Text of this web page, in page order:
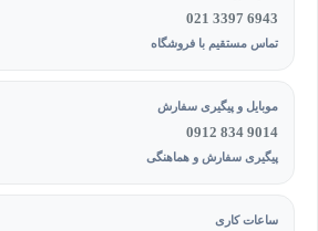
021 3397 6943
تماس مستقیم با فروشگاه
موبایل و پیگیری سفارش
0912 834 9014
پیگیری سفارش و هماهنگی
ساعات کاری